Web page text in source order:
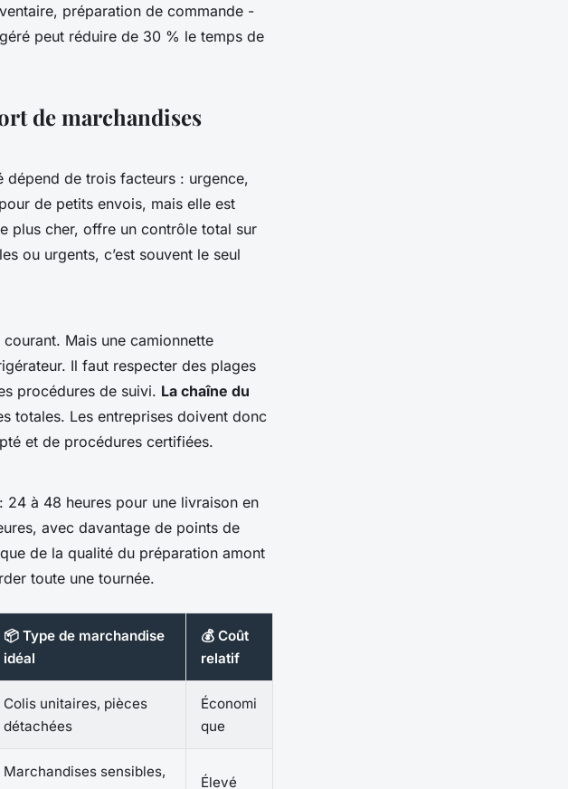
préparation de commande -
peut réduire de 30 % le temps de
de marchandises
dépend de trois facteurs : urgence,
de petits envois, mais elle est
plus cher, offre un contrôle total sur
ou urgents, c’est souvent le seul
Mais une camionnette
Il faut respecter des plages
procédures de suivi. La chaîne du
totales. Les entreprises doivent donc
et de procédures certifiées.
24 à 48 heures pour une livraison en
avec davantage de points de
de la qualité du préparation amont
toute une tournée.
📦 Type de marchandise
idéal
💰 Coût
relatif
Colis unitaires, pièces
détachées
Économi
que
Marchandises sensibles,
Élevé